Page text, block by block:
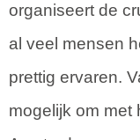
organiseert de
al veel mensen
prettig ervaren.
mogelijk om met